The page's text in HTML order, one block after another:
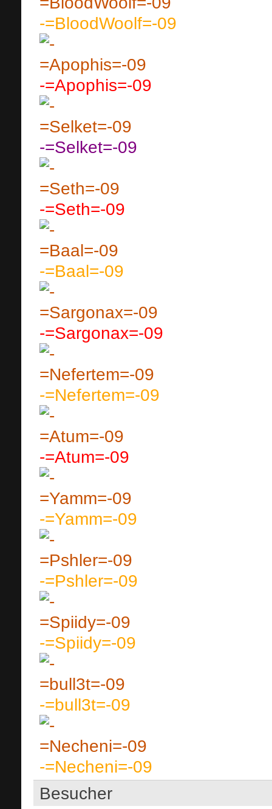
-=BloodWoolf=-09
-=Apophis=-09
-=Selket=-09
-=Seth=-09
-=Baal=-09
-=Sargonax=-09
-=Nefertem=-09
-=Atum=-09
-=Yamm=-09
-=Pshler=-09
-=Spiidy=-09
-=bull3t=-09
-=Necheni=-09
Besucher